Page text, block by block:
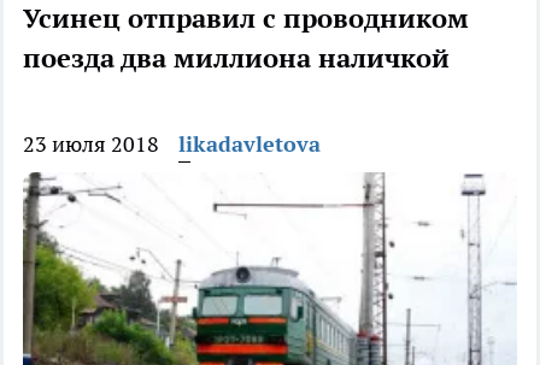
Усинец отправил с проводником
поезда два миллиона наличкой
23 июля 2018 likadavletova